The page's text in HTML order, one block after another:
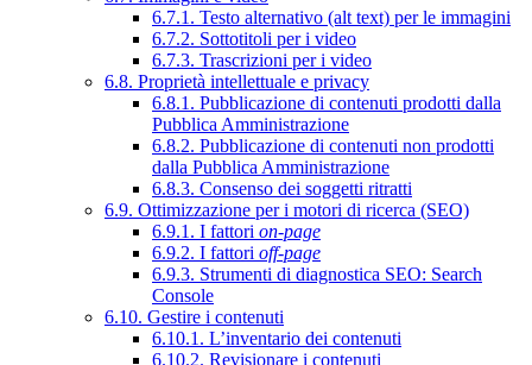
6.7.1. Testo alternativo (alt text) per le immagini
6.7.2. Sottotitoli per i video
6.7.3. Trascrizioni per i video
6.8. Proprietà intellettuale e privacy
6.8.1. Pubblicazione di contenuti prodotti dalla
Pubblica Amministrazione
6.8.2. Pubblicazione di contenuti non prodotti
dalla Pubblica Amministrazione
6.8.3. Consenso dei soggetti ritratti
6.9. Ottimizzazione per i motori di ricerca (SEO)
6.9.1. I fattori on-page
6.9.2. I fattori off-page
6.9.3. Strumenti di diagnostica SEO: Search
Console
6.10. Gestire i contenuti
6.10.1. L’inventario dei contenuti
6.10.2. Revisionare i contenuti